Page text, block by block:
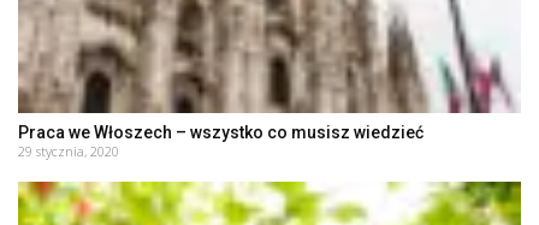
Praca we Włoszech – wszystko co musisz wiedzieć
29 stycznia, 2020